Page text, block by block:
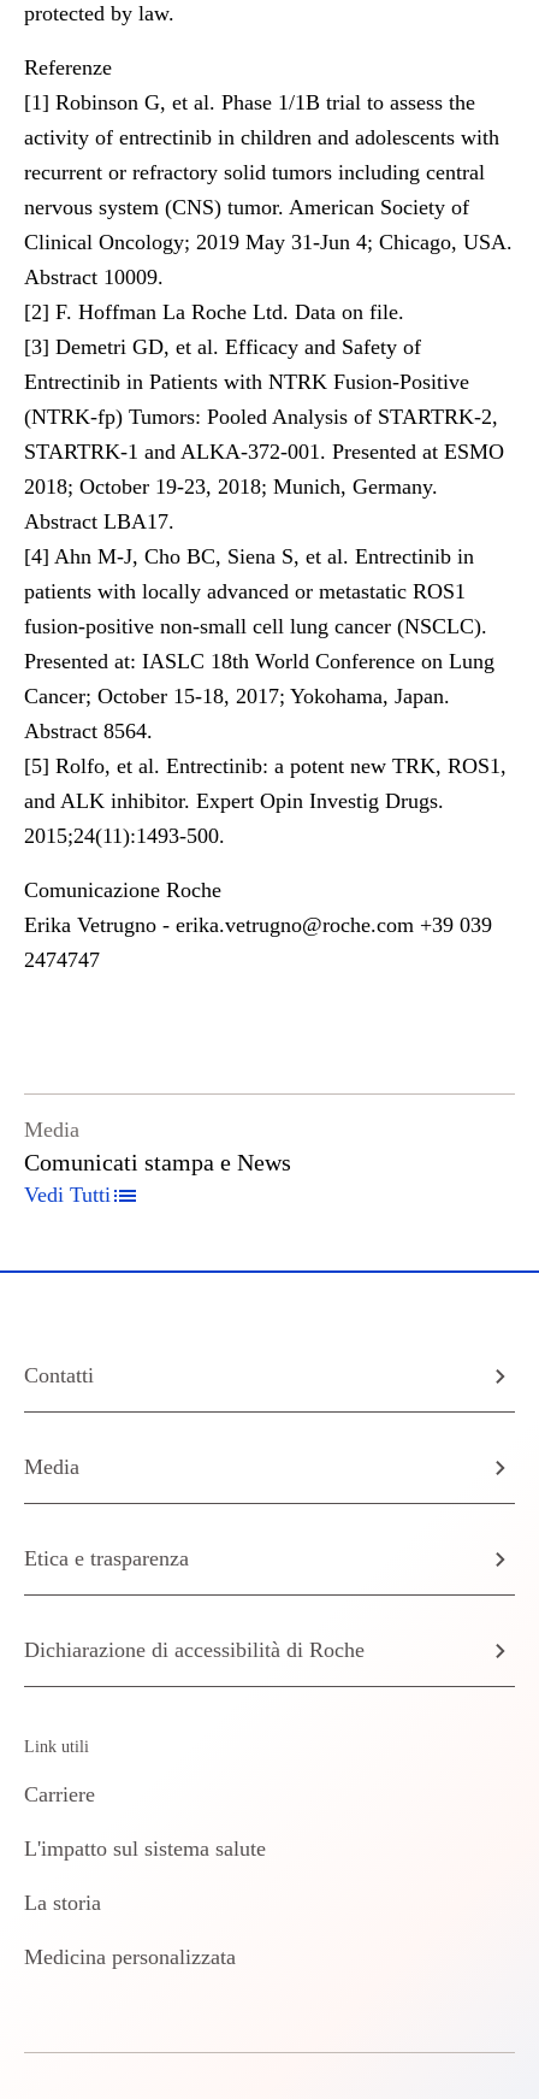
protected by law.
Referenze
[1] Robinson G, et al. Phase 1/1B trial to assess the
activity of entrectinib in children and adolescents with
recurrent or refractory solid tumors including central
nervous system (CNS) tumor. American Society of
Clinical Oncology; 2019 May 31-Jun 4; Chicago, USA.
Abstract 10009.
[2] F. Hoffman La Roche Ltd. Data on file.
[3] Demetri GD, et al. Efficacy and Safety of
Entrectinib in Patients with NTRK Fusion-Positive
(NTRK-fp) Tumors: Pooled Analysis of STARTRK-2,
STARTRK-1 and ALKA-372-001. Presented at ESMO
2018; October 19-23, 2018; Munich, Germany.
Abstract LBA17.
[4] Ahn M-J, Cho BC, Siena S, et al. Entrectinib in
patients with locally advanced or metastatic ROS1
fusion-positive non-small cell lung cancer (NSCLC).
Presented at: IASLC 18th World Conference on Lung
Cancer; October 15-18, 2017; Yokohama, Japan.
Abstract 8564.
[5] Rolfo, et al. Entrectinib: a potent new TRK, ROS1,
and ALK inhibitor. Expert Opin Investig Drugs.
2015;24(11):1493-500.
Comunicazione Roche
Erika Vetrugno - erika.vetrugno@roche.com +39 039
2474747
Media
Comunicati stampa e News
Vedi Tutti
Contatti
Media
Etica e trasparenza
Dichiarazione di accessibilità di Roche
Link utili
Carriere
L'impatto sul sistema salute
La storia
Medicina personalizzata